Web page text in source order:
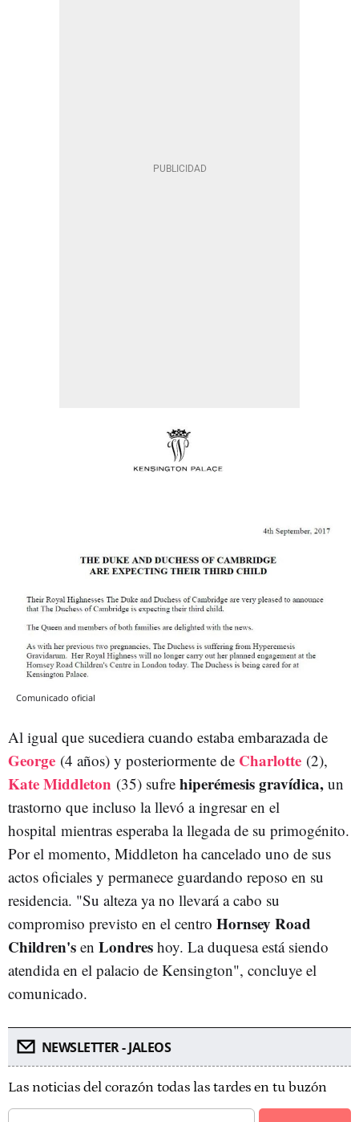
Comunicado oficial
Al igual que sucediera cuando estaba embarazada de
George (4 años) y posteriormente de Charlotte (2),
Kate Middleton (35) sufre hiperémesis gravídica, un
trastorno que incluso la llevó a ingresar en el
hospital mientras esperaba la llegada de su primogénito.
Por el momento, Middleton ha cancelado uno de sus
actos oficiales y permanece guardando reposo en su
residencia. "Su alteza ya no llevará a cabo su
compromiso previsto en el centro Hornsey Road
Children's en Londres hoy. La duquesa está siendo
atendida en el palacio de Kensington", concluye el
comunicado.
NEWSLETTER - JALEOS
Las noticias del corazón todas las tardes en tu buzón